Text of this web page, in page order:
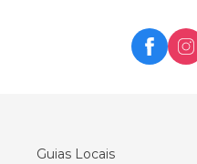
Guias Locais